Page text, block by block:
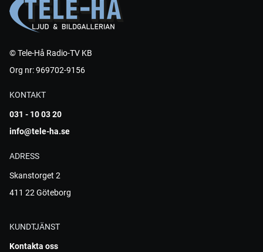
© Tele-Hå Radio-TV KB
Org nr: 969702-9156
KONTAKT
031 - 10 03 20
info@tele-ha.se
ADRESS
Skanstorget 2
411 22 Göteborg
KUNDTJÄNST
Kontakta oss